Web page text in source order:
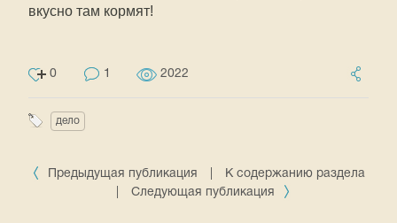
вкусно там кормят!
0 1 2022
дело
Предыдущая публикация
К содержанию раздела
Следующая публикация